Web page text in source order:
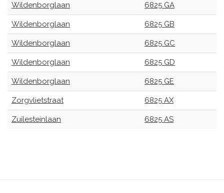
Wildenborglaan 6825 GA
Wildenborglaan 6825 GB
Wildenborglaan 6825 GC
Wildenborglaan 6825 GD
Wildenborglaan 6825 GE
Zorgvlietstraat 6825 AX
Zuilesteinlaan 6825 AS